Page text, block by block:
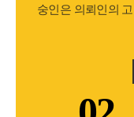
숭인은 의뢰인의